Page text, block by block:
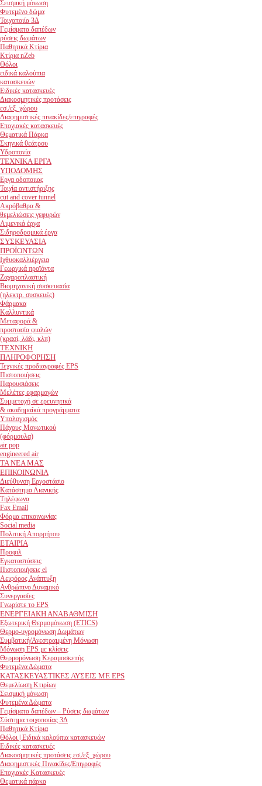
Σεισμική μόνωση
Φυτεμένο δώμα
Τοιχοποιία 3Δ
Γεμίσματα δαπέδων
ρύσεις δωμάτων
Παθητικά Κτίρια
Κτίρια nZeb
Θόλοι
ειδικά καλούπια
κατασκευών
Ειδικές κατασκευές
Διακοσμητικές προτάσεις
εσ./εξ. χώρου
Διαφημιστικές πινακίδες/επιγραφές
Εποχιακές κατασκευές
Θεματικά Πάρκα
Σκηνικά θεάτρου
Υδροπονία
ΤΕΧΝΙΚΑ ΕΡΓΑ
ΥΠΟΔΟΜΗΣ
Εργα οδοποιιας
Τοιχία αντιστήριξης
cut and cover tunnel
Ακρόβαθρα &
θεμελιώσεις γεφυρών
Λιμενικά έργα
Σιδηροδρομικά έργα
ΣΥΣΚΕΥΑΣΙΑ
ΠΡΟΪΟΝΤΩΝ
Ιχθυοκαλλιέργεια
Γεωργικά προϊόντα
Ζαχαροπλαστική
Βιομηχανική συσκευασία
(ηλεκτρ. συσκευές)
Φάρμακα
Καλλυντικά
Μεταφορά &
προστασία φιαλών
(κρασί, λάδι, κλπ)
ΤΕΧΝΙΚΗ
ΠΛΗΡΟΦΟΡΗΣΗ
Τεχνικές προδιαγραφές EPS
Πιστοποιήσεις
Παρουσιάσεις
Μελέτες εφαρμογών
Συμμετοχή σε ερευνητικά
& ακαδημαΐκά προγράμματα
Υπολογισμός
Πάχους Μονωτικού
(φόρμουλα)
air pop
engineered air
ΤΑ ΝΕΑ ΜΑΣ
ΕΠΙΚΟΙΝΩΝΙΑ
Διεύθυνση Εργοστάσιο
Κατάστημα Λιανικής
Τηλέφωνα
Fax Email
Φόρμα επικοινωνίας
Social media
Πολιτική Απορρήτου
ΕΤΑΙΡΙΑ
Προφιλ
Εγκαταστάσεις
Πιστοποιήσεις el
Αειφόρος Ανάπτυξη
Ανθρώπινο Δυναμικό
Συνεργασίες
Γνωρίστε το EPS
ΕΝΕΡΓΕΙΑΚΗ ΑΝΑΒΑΘΜΙΣΗ
Εξωτερική Θερμομόνωση (ETICS)
Θερμο-υγρομόνωση Δωμάτων
Συμβατική/Ανεστραμμένη Μόνωση
Μόνωση EPS με κλίσεις
Θερμομόνωση Κεραμοσκεπής
Φυτεμένα Δώματα
ΚΑΤΑΣΚΕΥΑΣΤΙΚΕΣ ΛΥΣΕΙΣ ΜΕ EPS
Θεμελίωση Κτιρίων
Σεισμική μόνωση
Φυτεμένα Δώματα
Γεμίσματα δαπέδων – Ρύσεις δωμάτων
Σύστημα τοιχοποιίας 3Δ
Παθητικά Κτίρια
Θόλοι | Ειδικά καλούπια κατασκευών
Ειδικές κατασκευές
Διακοσμητικές προτάσεις εσ./εξ. χώρου
Διαφημιστικές Πινακίδες/Επιγραφές
Εποχιακές Κατασκευές
Θεματικά πάρκα